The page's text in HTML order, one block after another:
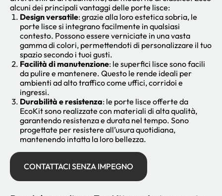
alcuni dei principali vantaggi delle porte lisce:
Design versatile: grazie alla loro estetica sobria, le
porte lisce si integrano facilmente in qualsiasi
contesto. Possono essere verniciate in una vasta
gamma di colori, permettendoti di personalizzare il tuo
spazio secondo i tuoi gusti.
Facilità di manutenzione: le superfici lisce sono facili
da pulire e mantenere. Questo le rende ideali per
ambienti ad alto traffico come uffici, corridoi e
ingressi.
Durabilità e resistenza: le porte lisce offerte da
EcoKit sono realizzate con materiali di alta qualità,
garantendo resistenza e durata nel tempo. Sono
progettate per resistere all’usura quotidiana,
mantenendo intatta la loro bellezza.
CONTATTACI SENZA IMPEGNO